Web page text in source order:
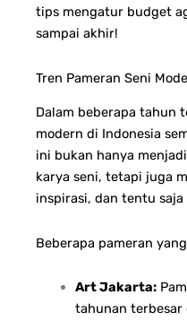
tips mengatur budget
sampai akhir!
Tren Pameran Seni
Dalam beberapa tahun
modern di Indonesia
ini bukan hanya
karya seni, tetapi juga
inspirasi, dan tentu
Beberapa pameran
Art Jakarta:
tahunan terbesar